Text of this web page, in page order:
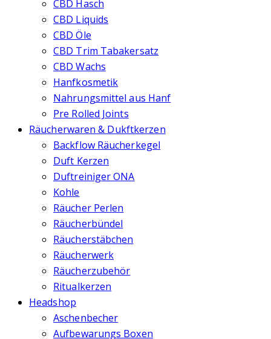
CBD Hasch
CBD Liquids
CBD Öle
CBD Trim Tabakersatz
CBD Wachs
Hanfkosmetik
Nahrungsmittel aus Hanf
Pre Rolled Joints
Räucherwaren & Dukftkerzen
Backflow Räucherkegel
Duft Kerzen
Duftreiniger ONA
Kohle
Räucher Perlen
Räucherbündel
Räucherstäbchen
Räucherwerk
Räucherzubehör
Ritualkerzen
Headshop
Aschenbecher
Aufbewarungs Boxen